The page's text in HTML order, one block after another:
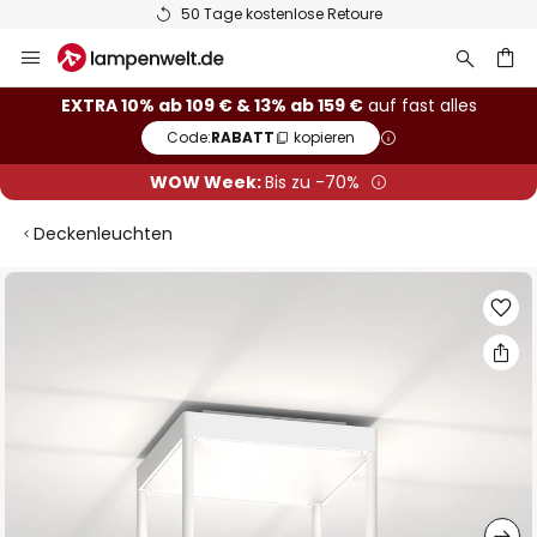
50 Tage kostenlose Retoure
Inhalt
springen
EXTRA 10% ab 109 € & 13% ab 159 €auf fast alles
Code:RABATT kopieren
WOW Week:Bis zu -70%
Deckenleuchten
Zum